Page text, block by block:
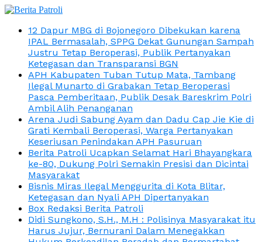
12 Dapur MBG di Bojonegoro Dibekukan karena
IPAL Bermasalah, SPPG Dekat Gunungan Sampah
Justru Tetap Beroperasi, Publik Pertanyakan
Ketegasan dan Transparansi BGN
APH Kabupaten Tuban Tutup Mata, Tambang
Ilegal Munarto di Grabakan Tetap Beroperasi
Pasca Pemberitaan, Publik Desak Bareskrim Polri
Ambil Alih Penanganan
Arena Judi Sabung Ayam dan Dadu Cap Jie Kie di
Grati Kembali Beroperasi, Warga Pertanyakan
Keseriusan Penindakan APH Pasuruan
Berita Patroli Ucapkan Selamat Hari Bhayangkara
ke-80, Dukung Polri Semakin Presisi dan Dicintai
Masyarakat
Bisnis Miras Ilegal Menggurita di Kota Blitar,
Ketegasan dan Nyali APH Dipertanyakan
Box Redaksi Berita Patroli
Didi Sungkono, S.H., M.H : Polisinya Masyarakat itu
Harus Jujur, Bernurani Dalam Menegakkan